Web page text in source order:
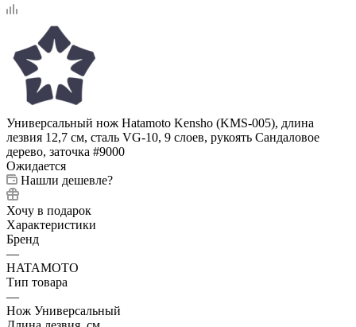
Универсальный нож Hatamoto Kensho (KMS-005), длина
лезвия 12,7 см, сталь VG-10, 9 слоев, рукоять Сандаловое
дерево, заточка #9000
Ожидается
Нашли дешевле?
Хочу в подарок
Характеристики
Бренд
—
HATAMOTO
Тип товара
—
Нож Универсальный